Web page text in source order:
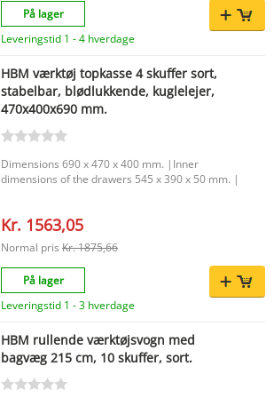
right 5th drawer 36,5 x 50 x 31,5 cm. |Height of
the worktop 94 cm. |Maximum capacity of the
wheels 175 Kg. Per wiel. ( Totaal 1050 Kg. ) |Own
weight Ca. 125 Kg. |
På lager
Leveringstid 1 - 4 hverdage
HBM værktøj topkasse 4 skuffer sort,
stabelbar, blødlukkende, kuglelejer,
470x400x690 mm.
Dimensions 690 x 470 x 400 mm. |Inner
dimensions of the drawers 545 x 390 x 50 mm. |
Kr. 1563,05
Normal pris Kr. 1875,66
På lager
Leveringstid 1 - 3 hverdage
HBM rullende værktøjsvogn med
bagvæg 215 cm, 10 skuffer, sort.